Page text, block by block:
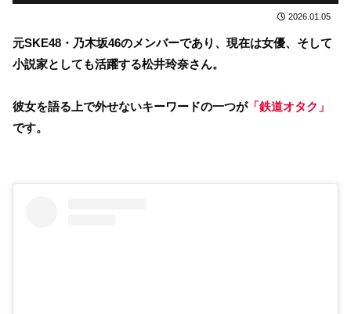
2026.01.05
元SKE48・乃木坂46のメンバーであり、現在は女優、そして
小説家としても活躍する松井玲奈さん。
彼女を語る上で外せないキーワードの一つが「鉄道オタク」
です。